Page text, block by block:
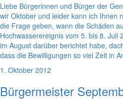
Liebe Bürgerinnen und Bürger der
wir Oktober und leider kann ich Ihnen
die Frage geben, wann die Schäden
Hochwasserereignis vom 5. bis 8. Juli
im August darüber berichtet habe,
dass die Bewilligungen so viel Zeit in
1. Oktober 2012
Bürgermeister